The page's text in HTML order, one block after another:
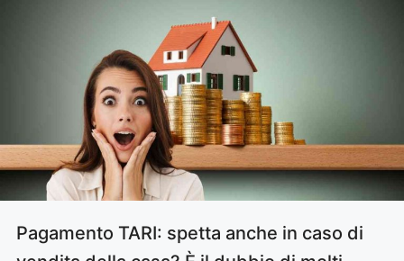
Pagamento TARI: spetta anche in caso di